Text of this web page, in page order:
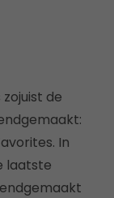
de
In
laatste